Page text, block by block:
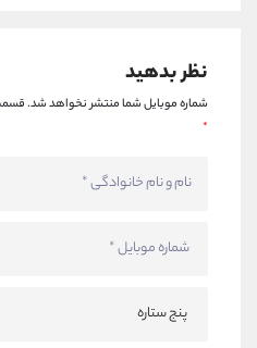
نظر بدهید
شماره موبایل شما منتشر نخواهد شد.
*